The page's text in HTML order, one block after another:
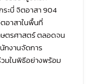
ะบี่ จิตอาสา 904
อาสาในพื้นที่
ตรศาสตร์ ตลอดจน
กงานจัดการ
วมในพิธีอย่างพร้อม